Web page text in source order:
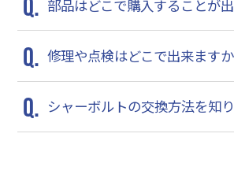
部品はどこで購入することが
修理や点検はどこで出来ます
シャーボルトの交換方法を知り